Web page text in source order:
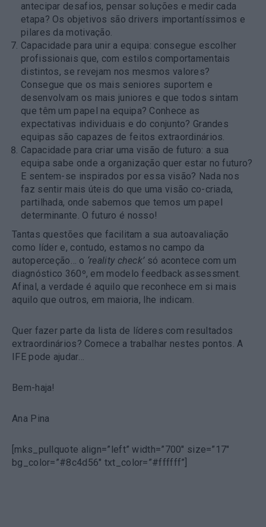
antecipar desafios, pensar soluções e medir cada
etapa? Os objetivos são drivers importantíssimos e
pilares da motivação.
Capacidade para unir a equipa: consegue escolher
profissionais que, com estilos comportamentais
distintos, se revejam nos mesmos valores?
Consegue que os mais seniores suportem e
desenvolvam os mais juniores e que todos sintam
que têm um papel na equipa? Conhece as
expectativas individuais e do conjunto? Grandes
equipas são capazes de feitos extraordinários.
Capacidade para criar uma visão de futuro: a sua
equipa sabe onde a organização quer estar no futuro?
E sentem-se inspirados por essa visão? Nada nos
faz sentir mais úteis do que uma visão co-criada,
partilhada, onde sabemos que temos um papel
determinante. O futuro é nosso!
Tantas questões que facilitam a sua autoavaliação
como líder e, contudo, estamos no campo da
autoperceção… o ‘reality check’só acontece com um
diagnóstico 360º, em modelo feedback assessment.
Afinal, a verdade é aquilo que reconhece em si mais
aquilo que outros, em maioria, lhe indicam.
Quer fazer parte da lista de líderes com resultados
extraordinários? Comece a trabalhar nestes pontos. A
IFE pode ajudar…
Bem-haja!
Ana Pina
[mks_pullquote align=”left” width=”700″ size=”17″
bg_color=”#8c4d56″ txt_color=”#ffffff”]